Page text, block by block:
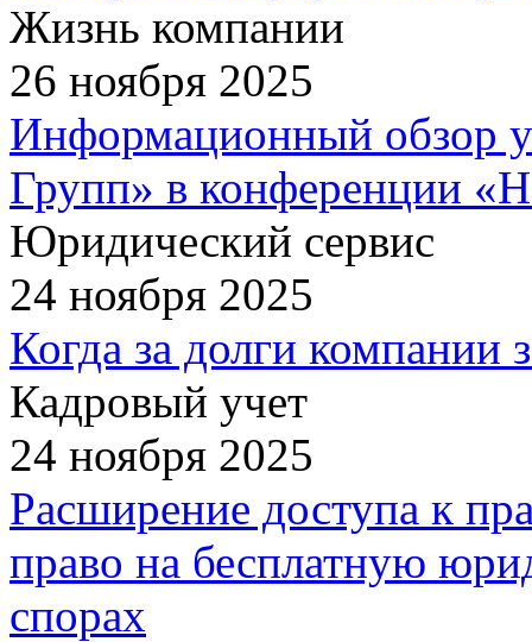
Жизнь компании
26 ноября 2025
Информационный обзор
Групп» в конференции
Юридический сервис
24 ноября 2025
Когда за долги компании
Кадровый учет
24 ноября 2025
Расширение доступа к
право на бесплатную
спорах